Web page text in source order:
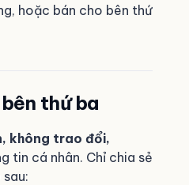
hoặc bán cho bên thứ
thứ ba
không trao đổi,
tin cá nhân. Chỉ chia sẻ